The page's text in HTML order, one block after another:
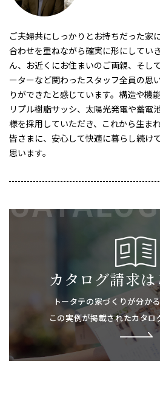
ご夫婦共にしっかりとお持ちだった家
合わせを重ねながら確実に形にしてい
ん、お近くにお住まいのご両親、そし
ーターなど関わったスタッフ全員の思
りができたと感じています。構造や機
リプル樹脂サッシ、太陽光発電や蓄電
様を採用していただき、これから生ま
皆さまに、安心して快適に暮らし続け
思います。
カタログ請求は
トータテの家づくりが分か
この実例が掲載されたカタロ